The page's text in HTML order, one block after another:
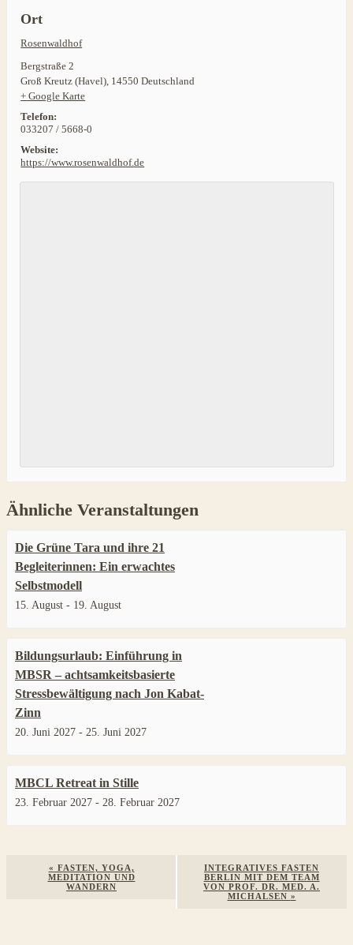
Ort
Rosenwaldhof
Bergstraße 2
Groß Kreutz (Havel), 14550 Deutschland
+ Google Karte
Telefon:
033207 / 5668-0
Website:
https://www.rosenwaldhof.de
Ähnliche Veranstaltungen
Die Grüne Tara und ihre 21
Begleiterinnen: Ein erwachtes
Selbstmodell
15. August - 19. August
Bildungsurlaub: Einführung in
MBSR – achtsamkeitsbasierte
Stressbewältigung nach Jon Kabat-
Zinn
20. Juni 2027 - 25. Juni 2027
MBCL Retreat in Stille
23. Februar 2027 - 28. Februar 2027
Veranstaltung
Navigation
« FASTEN, YOGA,
MEDITATION UND
WANDERN
INTEGRATIVES FASTEN
BERLIN MIT DEM TEAM
VON PROF. DR. MED. A.
MICHALSEN »